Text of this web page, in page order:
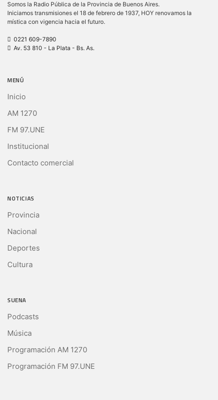
Somos la Radio Pública de la Provincia de Buenos Aires.
Iniciamos transmisiones el 18 de febrero de 1937, HOY renovamos la
mística con vigencia hacia el futuro.
0221 609-7890
Av. 53 810 - La Plata - Bs. As.
MENÚ
Inicio
AM 1270
FM 97.UNE
Institucional
Contacto comercial
NOTICIAS
Provincia
Nacional
Deportes
Cultura
SUENA
Podcasts
Música
Programación AM 1270
Programación FM 97.UNE